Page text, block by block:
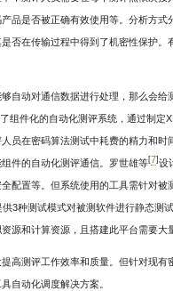
品是否被正确有效使用等。分析方
否在传输过程中得到了机密性保护
自动对通信数据进行处理，那么会
组件化的自动化测评系统，通过制定
员在密码算法测试中耗费的精力和
件的自动化测评通信。罗世雄等[ 7] 设
配置等。但系统使用的工具需针对
3种测试模式对被测软件进行静态测
源和计算资源，且搭建此平台需要大
高测评工作效率和质量。但针对现
自动化调度解决方案。